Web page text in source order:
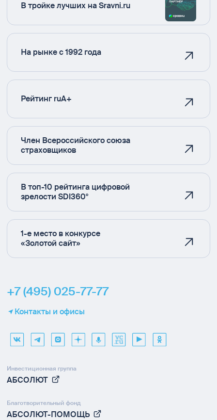
В тройке лучших на Sravni.ru
На рынке с 1992 года
Рейтинг ruA+
Член Всероссийского союза
страховщиков
В топ-10 рейтинга цифровой
зрелости SDI360°
1-е место в конкурсе
«Золотой сайт»
+7 (495) 025-77-77
Контакты и офисы
Инвестиционная группа
АБСОЛЮТ
Благотворительный фонд
АБСОЛЮТ-ПОМОЩЬ